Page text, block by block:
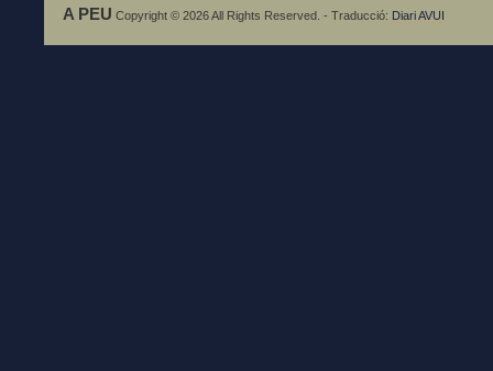
A PEU Copyright © 2026 All Rights Reserved. - Traducció: Diari AVUI